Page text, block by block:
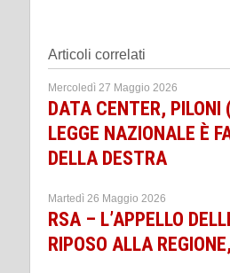
Articoli correlati
Mercoledì 27 Maggio 2026
DATA CENTER, PILONI
LEGGE NAZIONALE È
DELLA DESTRA
Martedì 26 Maggio 2026
RSA – L’APPELLO
RIPOSO ALLA